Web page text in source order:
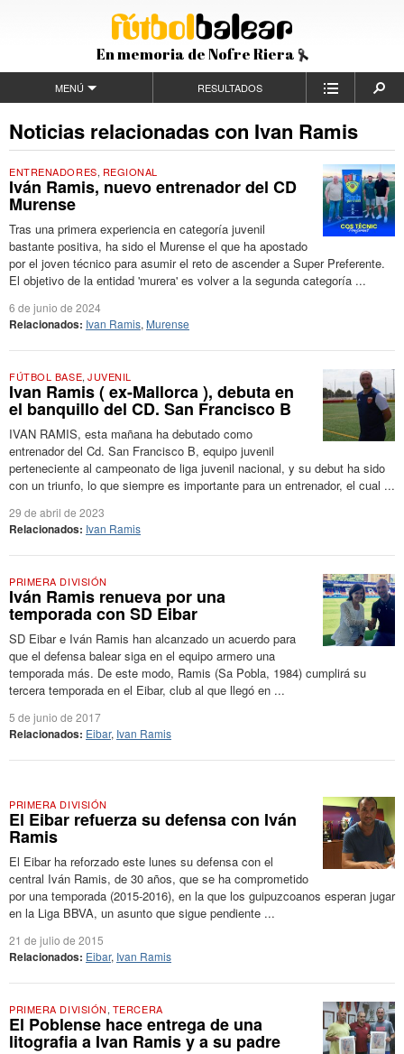
En memoria de Nofre Riera
MENÚ RESULTADOS
Noticias relacionadas con Ivan Ramis
ENTRENADORES, REGIONAL
Iván Ramis, nuevo entrenador del CD
Murense
Tras una primera experiencia en categoría juvenil
bastante positiva, ha sido el Murense el que ha apostado
por el joven técnico para asumir el reto de ascender a Super Preferente.
El objetivo de la entidad 'murera' es volver a la segunda categoría ...
6 de junio de 2024
Relacionados: Ivan Ramis, Murense
FÚTBOL BASE,JUVENIL
Ivan Ramis ( ex-Mallorca ), debuta en
el banquillo del CD. San Francisco B
IVAN RAMIS, esta mañana ha debutado como
entrenador del Cd. San Francisco B, equipo juvenil
perteneciente al campeonato de liga juvenil nacional, y su debut ha sido
con un triunfo, lo que siempre es importante para un entrenador, el cual ...
29 de abril de 2023
Relacionados: Ivan Ramis
PRIMERA DIVISIÓN
Iván Ramis renueva por una
temporada con SD Eibar
SD Eibar e Iván Ramis han alcanzado un acuerdo para
que el defensa balear siga en el equipo armero una
temporada más. De este modo, Ramis (Sa Pobla, 1984) cumplirá su
tercera temporada en el Eibar, club al que llegó en ...
5 de junio de 2017
Relacionados: Eibar, Ivan Ramis
PRIMERA DIVISIÓN
El Eibar refuerza su defensa con Iván
Ramis
El Eibar ha reforzado este lunes su defensa con el
central Iván Ramis, de 30 años, que se ha comprometido
por una temporada (2015-2016), en la que los guipuzcoanos esperan jugar
en la Liga BBVA, un asunto que sigue pendiente ...
21 de julio de 2015
Relacionados: Eibar, Ivan Ramis
PRIMERA DIVISIÓN, TERCERA
El Poblense hace entrega de una
litografia a Ivan Ramis y a su padre